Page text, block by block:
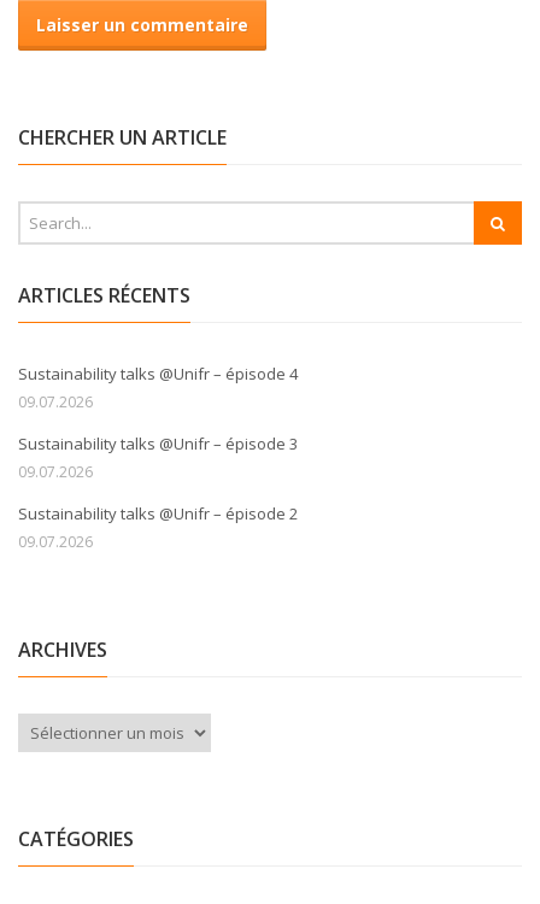
CHERCHER UN ARTICLE
ARTICLES RÉCENTS
Sustainability talks @Unifr – épisode 4
09.07.2026
Sustainability talks @Unifr – épisode 3
09.07.2026
Sustainability talks @Unifr – épisode 2
09.07.2026
ARCHIVES
Archives
CATÉGORIES